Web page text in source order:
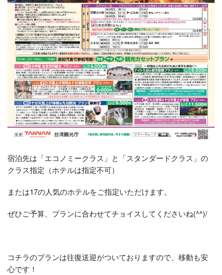
宿泊先は「エコノミークラス」と「スタンダードクラス」の
クラス指定（ホテルは指定不可）
または17の人気のホテルをご指定いただけます。
ぜひご予算、プランに合わせてチョイスしてくださいね(^^)/
コチラのプランは往復送迎がついておりますので、移動も安
心です！